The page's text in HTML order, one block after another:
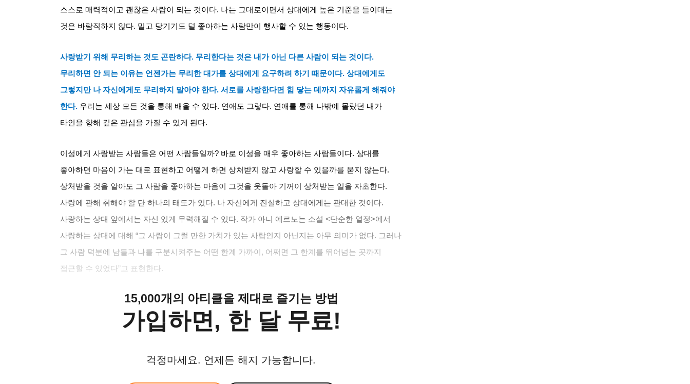
스스로 매력적이고 괜찮은 사람이 되는 것이다. 나는 그대로이면서 상대에게 높은 기준을 들이대는
것은 바람직하지 않다. 밀고 당기기도 덜 좋아하는 사람만이 행사할 수 있는 행동이다.
사랑받기 위해 무리하는 것도 곤란하다. 무리한다는 것은 내가 아닌 다른 사람이 되는 것이다.
무리하면 안 되는 이유는 언젠가는 무리한 대가를 상대에게 요구하려 하기 때문이다. 상대에게도
그렇지만 나 자신에게도 무리하지 말아야 한다. 서로를 사랑한다면 힘 닿는 데까지 자유롭게 해줘야
한다. 우리는 세상 모든 것을 통해 배울 수 있다. 연애도 그렇다. 연애를 통해 나밖에 몰랐던 내가
타인을 향해 깊은 관심을 가질 수 있게 된다.
이성에게 사랑받는 사람들은 어떤 사람들일까? 바로 이성을 매우 좋아하는 사람들이다. 상대를
좋아하면 마음이 가는 대로 표현하고 어떻게 하면 상처받지 않고 사랑할 수 있을까를 묻지 않는다.
상처받을 것을 알아도 그 사람을 좋아하는 마음이 그것을 웃돌아 기꺼이 상처받는 일을 자초한다.
사랑에 관해 취해야 할 단 하나의 태도가 있다. 나 자신에게 진실하고 상대에게는 관대한 것이다.
사랑하는 상대 앞에서는 자신 있게 무력해질 수 있다. 작가 아니 에르노는 소설 <단순한 열정>에서
사랑하는 상대에 대해 “그 사람이 그럴 만한 가치가 있는 사람인지 아닌지는 아무 의미가 없다. 그러나
그 사람 덕분에 남들과 나를 구분시켜주는 어떤 한계 가까이 , 어쩌면 그 한계를 뛰어넘는 곳까지
접근할 수 있었다”고 표현한다.
15,000개의 아티클을 제대로 즐기는 방법
가입하면, 한 달 무료!
걱정마세요. 언제든 해지 가능합니다.